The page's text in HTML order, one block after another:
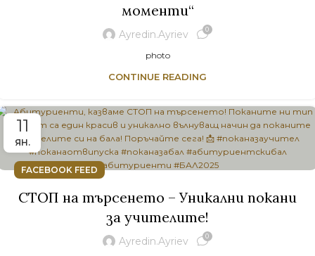
моменти“
Ayredin.ayriev 0
photo
CONTINUE READING
11
ЯН.
FACEBOOK FEED
СТОП на търсенето – Уникални покани
за учителите!
Ayredin.ayriev 0